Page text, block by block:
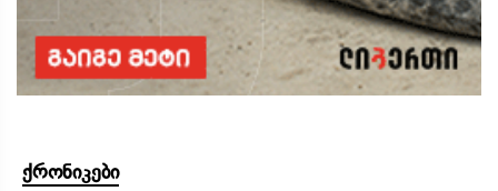
ქრონიკები